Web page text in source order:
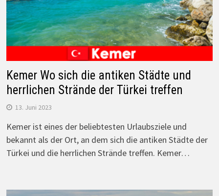
Kemer Wo sich die antiken Städte und
herrlichen Strände der Türkei treffen
13. Juni 2023
Kemer ist eines der beliebtesten Urlaubsziele und
bekannt als der Ort, an dem sich die antiken Städte der
Türkei und die herrlichen Strände treffen. Kemer…